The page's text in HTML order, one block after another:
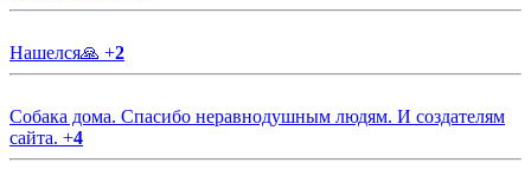
Нашелся🙏 +2
Собака дома. Спасибо неравнодушным людям. И создателям
сайта. +4